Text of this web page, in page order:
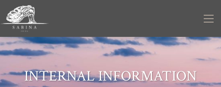
INTERNAL INFORMATION